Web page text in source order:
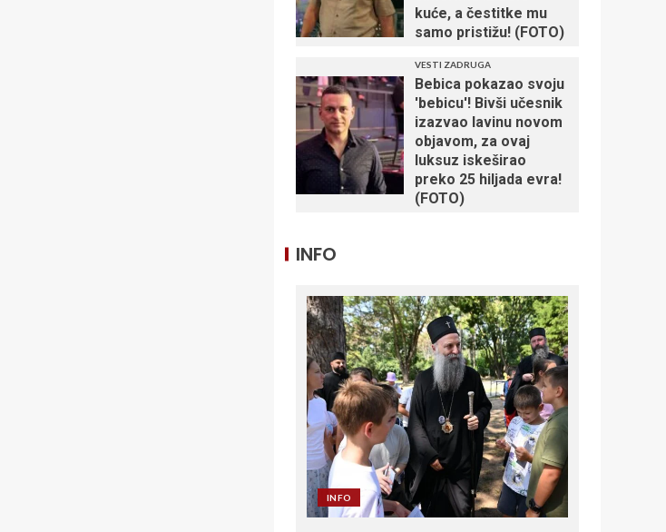
kuće, a čestitke mu
samo pristižu! (FOTO)
VESTI ZADRUGA
Bebica pokazao svoju
'bebicu'! Bivši učesnik
izazvao lavinu novom
objavom, za ovaj
luksuz iskeširao
preko 25 hiljada evra!
(FOTO)
INFO
INFO